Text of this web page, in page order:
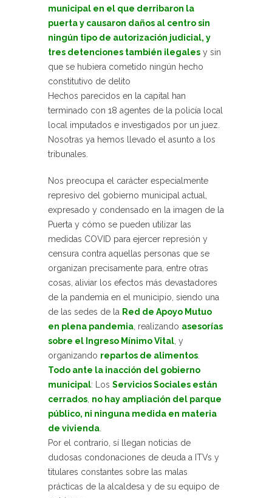
municipal en el que derribaron la
puerta y causaron daños al centro sin
ningún tipo de autorización judicial, y
tres detenciones también ilegales y sin
que se hubiera cometido ningún hecho
constitutivo de delito
Hechos parecidos en la capital han
terminado con 18 agentes de la policía local
local imputados e investigados por un juez.
Nosotras ya hemos llevado el asunto a los
tribunales.
Nos preocupa el carácter especialmente
represivo del gobierno municipal actual,
expresado y condensado en la imagen de la
Puerta y cómo se pueden utilizar las
medidas COVID para ejercer represión y
censura contra aquellas personas que se
organizan precisamente para, entre otras
cosas, aliviar los efectos más devastadores
de la pandemia en el municipio, siendo una
de las sedes de la Red de Apoyo Mutuo
en plena pandemia , realizando asesorías
sobre el Ingreso Mínimo Vital , y
organizando repartos de alimentos
Todo ante la inacción del gobierno
municipal: Los Servicios Sociales están
cerrados no hay ampliación del parque
público, ni ninguna medida en materia
de vivienda
Por el contrario, sí llegan noticias de
dudosas condonaciones de deuda a ITVs y
titulares constantes sobre las malas
prácticas de la alcaldesa y de su equipo de